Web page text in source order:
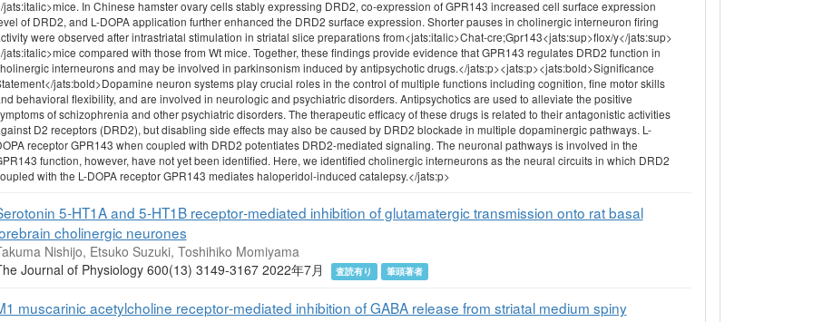
jats:italic>mice. In Chinese hamster ovary cells stably expressing DRD2, co-expression of GPR143 increased cell surface expression
of DRD2, and L-DOPA application further enhanced the DRD2 surface expression. Shorter pauses in cholinergic interneuron firing
were observed after intrastriatal stimulation in striatal slice preparations from<jats:italic>Chat-cre;Gpr143<jats:sup>flox/y</jats:sup>
jats:italic>mice compared with those from Wt mice. Together, these findings provide evidence that GPR143 regulates DRD2 function in
interneurons and may be involved in parkinsonism induced by antipsychotic drugs.</jats:p><jats:p><jats:bold>Significance
jats:bold>Dopamine neuron systems play crucial roles in the control of multiple functions including cognition, fine motor skills
behavioral flexibility, and are involved in neurologic and psychiatric disorders. Antipsychotics are used to alleviate the positive
of schizophrenia and other psychiatric disorders. The therapeutic efficacy of these drugs is related to their antagonistic activities
D2 receptors (DRD2), but disabling side effects may also be caused by DRD2 blockade in multiple dopaminergic pathways. L-
receptor GPR143 when coupled with DRD2 potentiates DRD2-mediated signaling. The neuronal pathways is involved in the
function, however, have not yet been identified. Here, we identified cholinergic interneurons as the neural circuits in which DRD2
with the L-DOPA receptor GPR143 mediates haloperidol-induced catalepsy.</jats:p>
5‐HT1A and 5‐HT1B receptor‐mediated inhibition of glutamatergic transmission onto rat basal
cholinergic neurones
Nishijo, Etsuko Suzuki, Toshihiko Momiyama
Journal of Physiology 600(13) 3149-3167 2022年7月
査読有り 筆頭著者
muscarinic acetylcholine receptor‐mediated inhibition of GABA release from striatal medium spiny